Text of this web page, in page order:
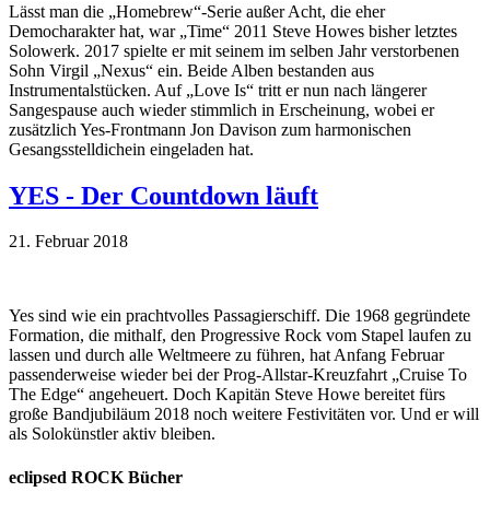
Lässt man die „Homebrew“-Serie außer Acht, die eher
Democharakter hat, war „Time“ 2011 Steve Howes bisher letztes
Solowerk. 2017 spielte er mit seinem im selben Jahr verstorbenen
Sohn Virgil „Nexus“ ein. Beide Alben bestanden aus
Instrumentalstücken. Auf „Love Is“ tritt er nun nach längerer
Sangespause auch wieder stimmlich in Erscheinung, wobei er
zusätzlich Yes-Frontmann Jon Davison zum harmonischen
Gesangsstelldichein eingeladen hat.
YES - Der Countdown läuft
21. Februar 2018
Yes sind wie ein prachtvolles Passagierschiff. Die 1968 gegründete
Formation, die mithalf, den Progressive Rock vom Stapel laufen zu
lassen und durch alle Weltmeere zu führen, hat Anfang Februar
passenderweise wieder bei der Prog-Allstar-Kreuzfahrt „Cruise To
The Edge“ angeheuert. Doch Kapitän Steve Howe bereitet fürs
große Bandjubiläum 2018 noch weitere Festivitäten vor. Und er will
als Solokünstler aktiv bleiben.
eclipsed ROCK Bücher